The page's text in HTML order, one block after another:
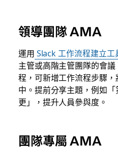
領導團隊 AMA
運用 Slack 工作流程建立工
主管或高階主管團隊的會
程，可新增工作流程步驟
中。提前分享主題，例如
更」，提升人員參與度。
團隊專屬 AMA